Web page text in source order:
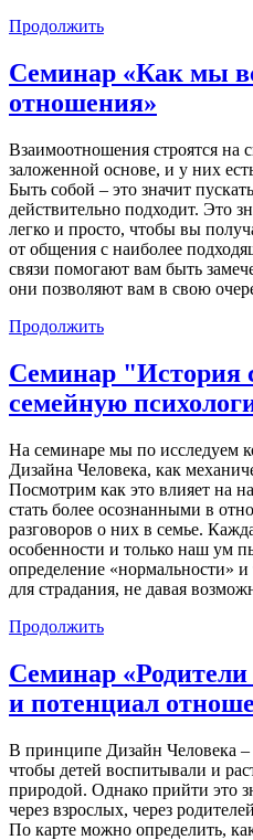
Продолжить
Семинар «Как мы
отношения»
Взаимоотношения строятся на
заложенной основе, и у них
Быть собой – это значит
действительно подходит. Это
легко и просто, чтобы вы
от общения с наиболее
связи помогают вам быть
они позволяют вам в свою
Продолжить
Cеминар "История
семейную
На семинаре мы по иcследуем
Дизайна Человека, как
Посмотрим как это влияет на
стать более осознанными в
разговоров о них в семье.
особенности и только наш ум
определение «нормальности» и
для страдания, не давая
Продолжить
Семинар
и потенциал
В принципе Дизайн Человека –
чтобы детей воспитывали и
природой. Однако прийти это
через взрослых, через
По карте можно определить,